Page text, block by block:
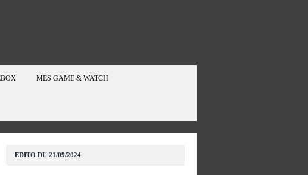
MES GAME & WATCH
EDITO DU 21/09/2024